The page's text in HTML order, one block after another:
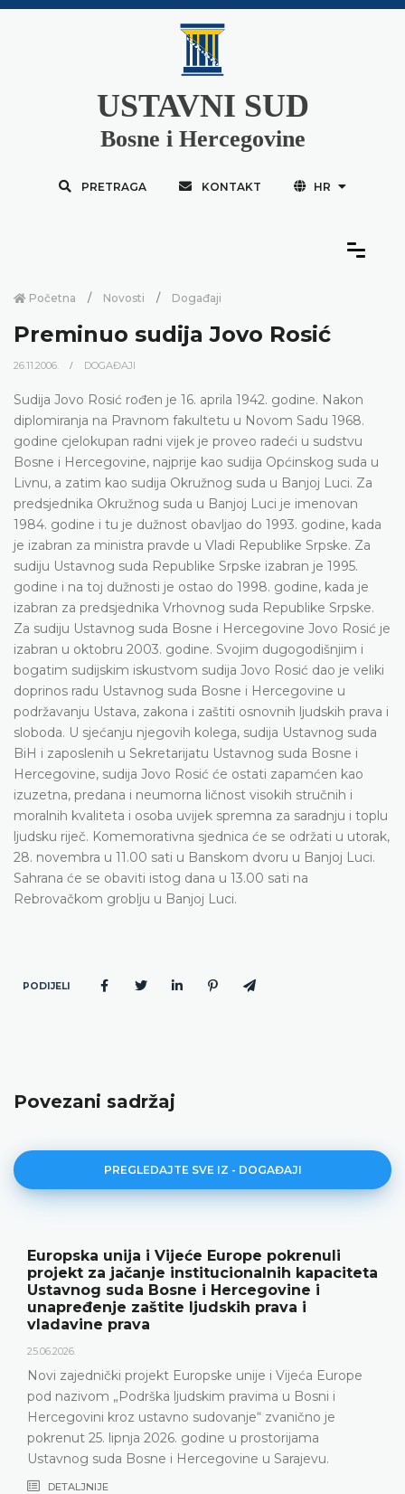
USTAVNI SUD
Bosne i Hercegovine
PRETRAGA KONTAKT HR
Početna Novosti Događaji
Preminuo sudija Jovo Rosić
26.11.2006. DOGAĐAJI
Sudija Jovo Rosić rođen je 16. aprila 1942. godine. Nakon
diplomiranja na Pravnom fakultetu u Novom Sadu 1968.
godine cjelokupan radni vijek je proveo radeći u sudstvu
Bosne i Hercegovine, najprije kao sudija Općinskog suda u
Livnu, a zatim kao sudija Okružnog suda u Banjoj Luci. Za
predsjednika Okružnog suda u Banjoj Luci je imenovan
1984. godine i tu je dužnost obavljao do 1993. godine, kada
je izabran za ministra pravde u Vladi Republike Srpske. Za
sudiju Ustavnog suda Republike Srpske izabran je 1995.
godine i na toj dužnosti je ostao do 1998. godine, kada je
izabran za predsjednika Vrhovnog suda Republike Srpske.
Za sudiju Ustavnog suda Bosne i Hercegovine Jovo Rosić je
izabran u oktobru 2003. godine. Svojim dugogodišnjim i
bogatim sudijskim iskustvom sudija Jovo Rosić dao je veliki
doprinos radu Ustavnog suda Bosne i Hercegovine u
podržavanju Ustava, zakona i zaštiti osnovnih ljudskih prava i
sloboda. U sjećanju njegovih kolega, sudija Ustavnog suda
BiH i zaposlenih u Sekretarijatu Ustavnog suda Bosne i
Hercegovine, sudija Jovo Rosić će ostati zapamćen kao
izuzetna, predana i neumorna ličnost visokih stručnih i
moralnih kvaliteta i osoba uvijek spremna za saradnju i toplu
ljudsku riječ. Komemorativna sjednica će se održati u utorak,
28. novembra u 11.00 sati u Banskom dvoru u Banjoj Luci.
Sahrana će se obaviti istog dana u 13.00 sati na
Rebrovačkom groblju u Banjoj Luci.
PODIJELI
Povezani sadržaj
PREGLEDAJTE SVE IZ - DOGAĐAJI
Europska unija i Vijeće Europe pokrenuli
projekt za jačanje institucionalnih kapaciteta
Ustavnog suda Bosne i Hercegovine i
unapređenje zaštite ljudskih prava i
vladavine prava
25.06.2026.
Novi zajednički projekt Europske unije i Vijeća Europe
pod nazivom „Podrška ljudskim pravima u Bosni i
Hercegovini kroz ustavno sudovanje“ zvanično je
pokrenut 25. lipnja 2026. godine u prostorijama
Ustavnog suda Bosne i Hercegovine u Sarajevu.
DETALJNIJE